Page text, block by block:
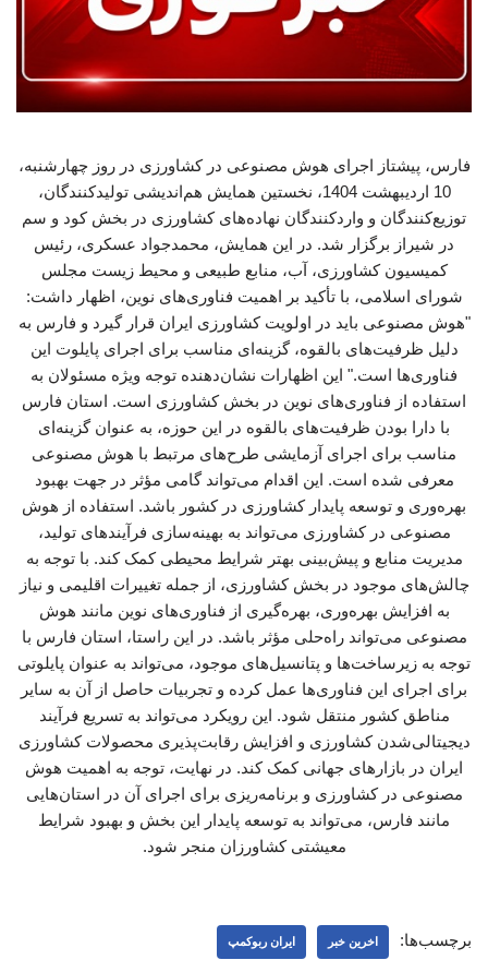
فارس، پیشتاز اجرای هوش مصنوعی در کشاورزی در روز چهارشنبه،
10 اردیبهشت 1404، نخستین همایش هم‌اندیشی تولیدکنندگان،
توزیع‌کنندگان و واردکنندگان نهاده‌های کشاورزی در بخش کود و سم
در شیراز برگزار شد. در این همایش، محمدجواد عسکری، رئیس
کمیسیون کشاورزی، آب، منابع طبیعی و محیط زیست مجلس
شورای اسلامی، با تأکید بر اهمیت فناوری‌های نوین، اظهار داشت:
"هوش مصنوعی باید در اولویت کشاورزی ایران قرار گیرد و فارس به
دلیل ظرفیت‌های بالقوه، گزینه‌ای مناسب برای اجرای پایلوت این
فناوری‌ها است." این اظهارات نشان‌دهنده توجه ویژه مسئولان به
استفاده از فناوری‌های نوین در بخش کشاورزی است. استان فارس
با دارا بودن ظرفیت‌های بالقوه در این حوزه، به عنوان گزینه‌ای
مناسب برای اجرای آزمایشی طرح‌های مرتبط با هوش مصنوعی
معرفی شده است. این اقدام می‌تواند گامی مؤثر در جهت بهبود
بهره‌وری و توسعه پایدار کشاورزی در کشور باشد. استفاده از هوش
مصنوعی در کشاورزی می‌تواند به بهینه‌سازی فرآیندهای تولید،
مدیریت منابع و پیش‌بینی بهتر شرایط محیطی کمک کند. با توجه به
چالش‌های موجود در بخش کشاورزی، از جمله تغییرات اقلیمی و نیاز
به افزایش بهره‌وری، بهره‌گیری از فناوری‌های نوین مانند هوش
مصنوعی می‌تواند راه‌حلی مؤثر باشد. در این راستا، استان فارس با
توجه به زیرساخت‌ها و پتانسیل‌های موجود، می‌تواند به عنوان پایلوتی
برای اجرای این فناوری‌ها عمل کرده و تجربیات حاصل از آن به سایر
مناطق کشور منتقل شود. این رویکرد می‌تواند به تسریع فرآیند
دیجیتالی‌شدن کشاورزی و افزایش رقابت‌پذیری محصولات کشاورزی
ایران در بازارهای جهانی کمک کند. در نهایت، توجه به اهمیت هوش
مصنوعی در کشاورزی و برنامه‌ریزی برای اجرای آن در استان‌هایی
مانند فارس، می‌تواند به توسعه پایدار این بخش و بهبود شرایط
معیشتی کشاورزان منجر شود.
برچسب‌ها: اخرین خبر ایران ربوکمپ